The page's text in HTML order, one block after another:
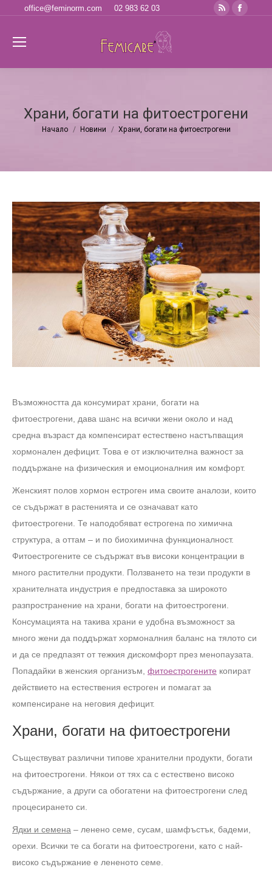
office@feminorm.com 02 983 62 03
Rss
new new
Храни, богати на фитоестрогени
You are here:
Начало Новини Храни, богати на фитоестрогени
Възможността да консумират храни, богати на
фитоестрогени, дава шанс на всички жени около и над
средна възраст да компенсират естествено настъпващия
хормонален дефицит. Това е от изключителна важност за
поддържане на физическия и емоционалния им комфорт.
Женският полов хормон естроген има своите аналози, които
се съдържат в растенията и се означават като
фитоестрогени. Те наподобяват естрогена по химична
структура, а оттам – и по биохимична функционалност.
Фитоестрогените се съдържат във високи концентрации в
много растителни продукти. Ползването на тези продукти в
хранителната индустрия е предпоставка за широкото
разпространение на храни, богати на фитоестрогени.
Консумацията на такива храни е удобна възможност за
много жени да поддържат хормоналния баланс на тялото си
и да се предпазят от тежкия дискомфорт през менопаузата.
Попадайки в женския организъм, фитоестрогените копират
действието на естествения естроген и помагат за
компенсиране на неговия дефицит.
Храни, богати на фитоестрогени
Съществуват различни типове хранителни продукти, богати
на фитоестрогени. Някои от тях са с естествено високо
съдържание, а други са обогатени на фитоестрогени след
процесирането си.
Ядки и семена – ленено семе, сусам, шамфъстък, бадеми,
орехи. Всички те са богати на фитоестрогени, като с най-
високо съдържание е лененото семе.